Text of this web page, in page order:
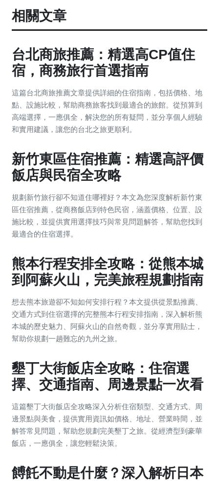
相關文章
台北商旅推薦：精選高CP值住
宿，商務旅行首選指南
這篇台北商旅推薦文章提供詳細的住宿指南，包括價格、地
點、設施比較，幫助商務旅客找到最適合的旅館。從預算到
高端選擇，一應俱全，解決您的所有疑問，並分享個人經驗
和實用建議，讓您的台北之旅更順利。
新竹東區住宿推薦：精選高評價
飯店與民宿全攻略
規劃新竹旅行卻不知道住哪裡好？本文為您深度解析新竹東
區住宿推薦，從商務飯店到特色民宿，涵蓋價格、位置、設
施比較，並提供實用選擇技巧與常見問題解答，幫助您找到
最適合的住宿選擇。
熊本行程安排全攻略：從熊本城
到阿蘇火山，完美旅程規劃指南
想去熊本旅遊卻不知如何安排行程？本文提供從景點推薦、
交通方式到住宿選擇的完整熊本行程安排指南，深入解析熊
本城的歷史魅力、阿蘇火山的自然奇觀，並分享實用貼士，
幫助你規劃一趟難忘的九州之旅。
墾丁大街飯店全攻略：住宿選
擇、交通指南、周邊景點一次看
這篇墾丁大街飯店全攻略深入分析住宿類型、交通方式、周
邊景點與美食，提供實用資訊如價格、地址、營業時間，並
解答常見問題，幫助您規劃完美墾丁之旅。從經濟型到豪華
飯店，一應俱全，讓您輕鬆決策。
餺飥不動是什麼？深入解析日本